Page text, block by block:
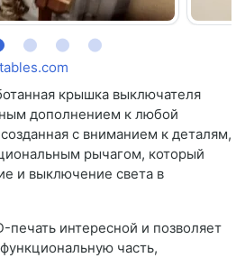
крышка выключателя
дополнением к любой
с вниманием к деталям,
рычагом, который
и выключение света в
печать интересной и позволяет
часть,